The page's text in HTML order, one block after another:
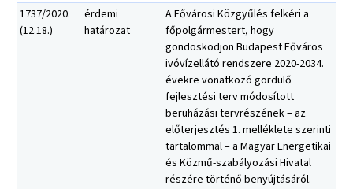
1737/2020.
(12.18.)
érdemi
határozat
A Fővárosi Közgyűlés felkéri a
főpolgármestert, hogy
gondoskodjon Budapest Főváros
ivóvízellátó rendszere 2020-2034.
évekre vonatkozó gördülő
fejlesztési terv módosított
beruházási tervrészének – az
előterjesztés 1. melléklete szerinti
tartalommal – a Magyar Energetikai
és Közmű-szabályozási Hivatal
részére történő benyújtásáról.